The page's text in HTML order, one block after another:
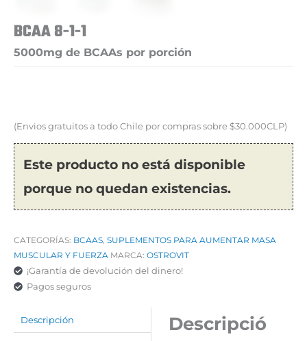
BCAA 8-1-1
5000mg de BCAAs por porción
(Envios gratuitos a todo Chile por compras sobre $30.000CLP)
Este producto no está disponible
porque no quedan existencias.
CATEGORÍAS: BCAAS, SUPLEMENTOS PARA AUMENTAR MASA
MUSCULAR Y FUERZA MARCA: OSTROVIT
¡Garantía de devolución del dinero!
Pagos seguros
Descripción
Descripció